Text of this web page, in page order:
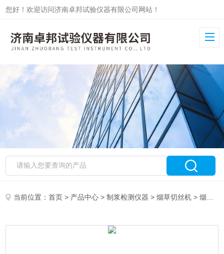
您好！欢迎访问济南卓邦试验仪器有限公司网站！
当前位置：首页 > 产品中心 >制浆检测仪器 >烟草切丝机 > 烟叶茶叶切丝机